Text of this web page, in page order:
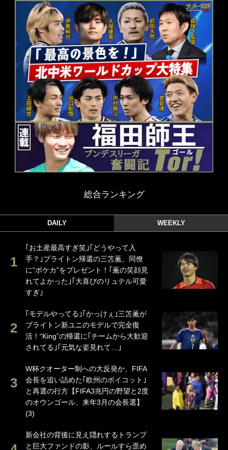
総合ランキング
DAILY WEEKLY
｢お土産最高すぎ笑｣｢どうやって入
手？｣ブライトン帰還の三笘薫、同僚
に“ポケカ”をプレゼント！｢薫の笑顔見
れてよかった｣｢大喜びのリュテル可愛
すぎ｣
｢モデルやってる｣｢かっけぇ｣三笘薫が
ブライトン新ユニのモデルで完全復
活！“King”の帰還に｢チームから大歓迎
されてる｣｢元気な姿見れて…｣
W杯クオーター制への大反発か、FIFA
会長を追い詰めた｢欧州のボイコット｣
と再選の行方【FIFA3兆円の野望と2度
のオウンゴール、来年3月の会長選】
(3)
新会社の背後に見え隠れするトランプ
と巨大ファンドの影、ルールすら歪め